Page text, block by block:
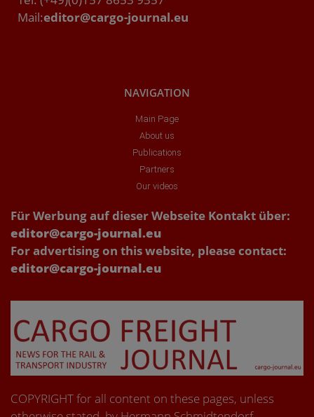
Mail:editor@cargo-journal.eu
NAVIGATION
Main Page
About us
Publications
Partners
Our videos
Für Werbung auf dieser Webseite Kontakt über:
editor@cargo-journal.eu
For advertising on this website, please contact:
editor@cargo-journal.eu
COPYRIGHT for all content on these pages, unless